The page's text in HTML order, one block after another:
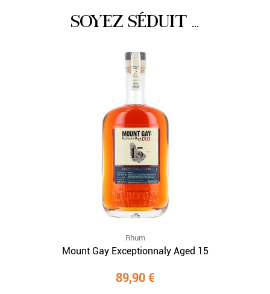
SOYEZ SÉDUIT ...
Rhum
Mount Gay Exceptionnaly Aged 15
89,90 €